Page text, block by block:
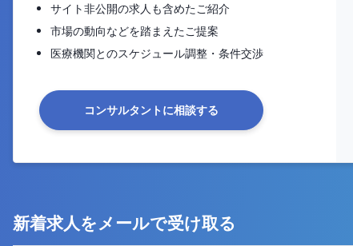
サイト非公開の求人も含めたご紹介
市場の動向などを踏まえたご提案
医療機関とのスケジュール調整・条件交渉
コンサルタントに相談する
新着求人をメールで受け取る